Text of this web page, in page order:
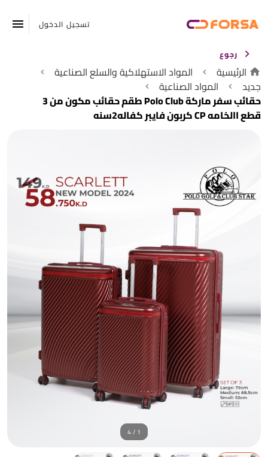
تسجيل الدخول
رجوع
الرئيسية
المواد الاستهلاكية والسلع الصناعية
جديد
المواد الصناعية
حقائب سفر ماركة Polo Club طقم حقائب مكون من 3
قطع االخامه CP كربون فايبر كفاله2سنه
1 / 4